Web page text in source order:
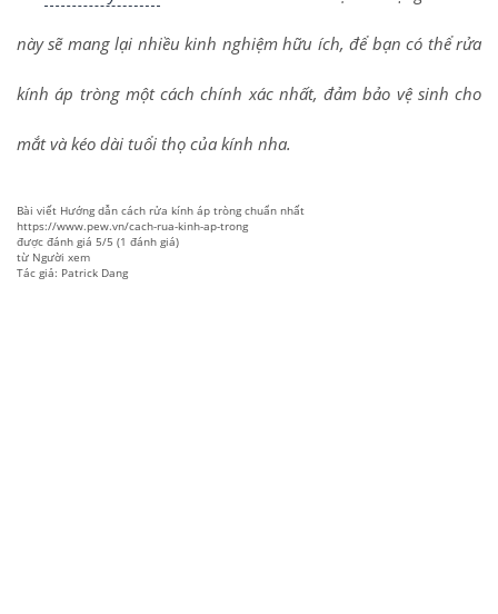
này sẽ mang lại nhiều kinh nghiệm hữu ích, để bạn có thể rửa
kính áp tròng một cách chính xác nhất, đảm bảo vệ sinh cho
mắt và kéo dài tuổi thọ của kính nha.
Bài viết Hướng dẫn cách rửa kính áp tròng chuẩn nhất
https://www.pew.vn/cach-rua-kinh-ap-trong
được đánh giá 5/5 (1 đánh giá)
từ Người xem
Tác giả: Patrick Dang